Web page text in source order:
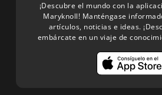
¡Descubre el mundo con la
Maryknoll! Manténgase
artículos, noticias e ideas.
embárcate en un viaje de